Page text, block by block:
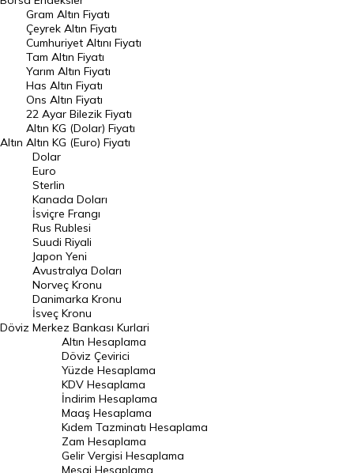
Raporlar
Endeksler
DÖVİZ
Döviz Kuru
Dolar Kuru
Euro Kuru
Pound Kuru
Frank Kuru
Riyal Kuru
Avustralya Doları
Danimarka Kronu Kuru
Kanada Doları Kuru
Norveç Kronu Kuru
İsveç Kronu Kuru
Japon Yeni Kuru
Serbest Piyasa Döviz Kurları
Merkez Bankası Döviz Kurları
Altın
Gram Altın Fiyatı
Çeyrek Altın Fiyatı
Cumhuriyet Altını Fiyatı
Tam Altın Fiyatı
Yarım Altın Fiyatı
Has Altın Fiyatı
Ons Altın Fiyatı
22 Ayar Bilezik Fiyatı
Altın KG (Dolar) Fiyatı
Altın KG (Euro) Fiyatı
Döviz
Dolar
Euro
Sterlin
Kanada Doları
İsviçre Frangı
Rus Rublesi
Suudi Riyali
Japon Yeni
Avustralya Doları
Norveç Kronu
Danimarka Kronu
İsveç Kronu
Merkez Bankası Kurlari
Altın Hesaplama
Döviz Çevirici
Yüzde Hesaplama
KDV Hesaplama
İndirim Hesaplama
Maaş Hesaplama
Kıdem Tazminatı Hesaplama
Zam Hesaplama
Gelir Vergisi Hesaplama
Mesai Hesaplama